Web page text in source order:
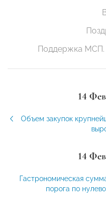
Поддержка МСП.
14
Объем закупок
14
Гастрономическая
порога по